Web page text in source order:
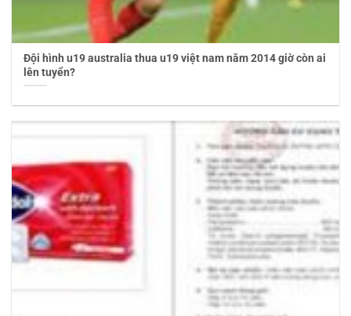
Đội hình u19 australia thua u19 việt nam năm 2014 giờ còn ai
lên tuyển?